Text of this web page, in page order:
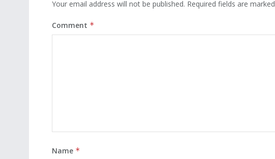
Your email address will not be published. Required fields are marked
Comment *
Name *